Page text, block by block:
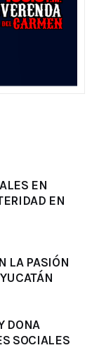
EN
EN
LA PASIÓN
DONA
SOCIALES